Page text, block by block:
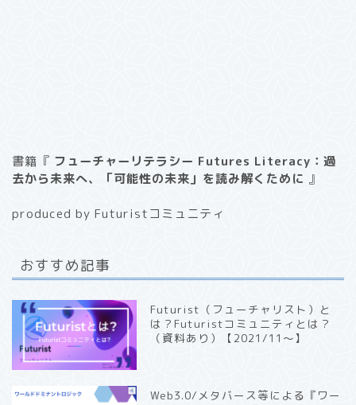
書籍『 フューチャーリテラシー Futures Literacy：過
去から未来へ、「可能性の未来」を読み解くために 』
produced by Futuristコミュニティ
おすすめ記事
Futurist（フューチャリスト）と
は？Futuristコミュニティとは？
（資料あり）【2021/11〜】
Web3.0/メタバース等による『ワー